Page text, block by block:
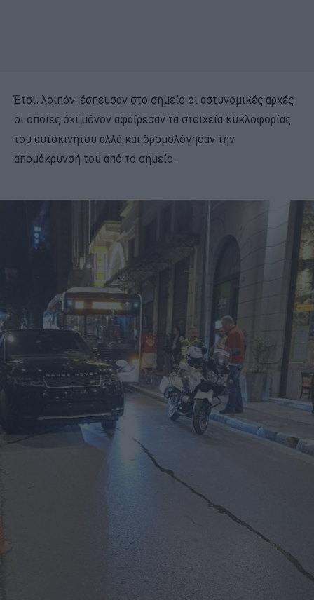
Έτσι, λοιπόν, έσπευσαν στο σημείο οι αστυνομικές αρχές
οι οποίες όχι μόνον αφαίρεσαν τα στοιχεία κυκλοφορίας
του αυτοκινήτου αλλά και δρομολόγησαν την
απομάκρυνσή του από το σημείο.